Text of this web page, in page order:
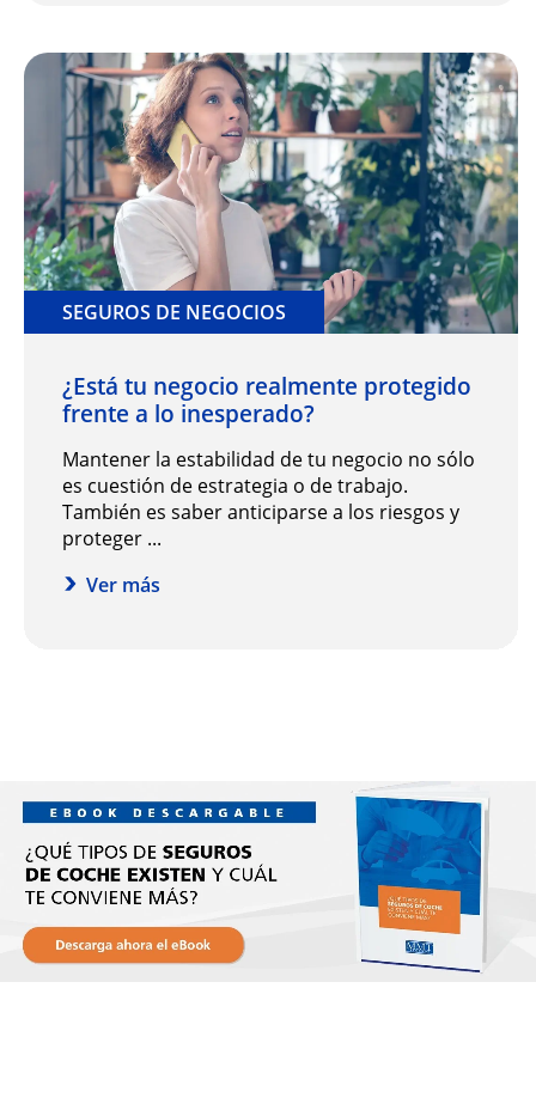
SEGUROS DE NEGOCIOS
¿Está tu negocio realmente protegido
frente a lo inesperado?
Mantener la estabilidad de tu negocio no sólo
es cuestión de estrategia o de trabajo.
También es saber anticiparse a los riesgos y
proteger ...
Ver más